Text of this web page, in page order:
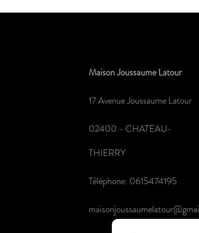
Maison Joussaume Latour
17 Avenue Joussaume Latour
02400 - CHATEAU-
THIERRY
Téléphone: 0615474195